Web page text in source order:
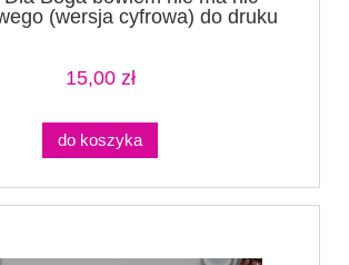
(wersja cyfrowa) do druku
15,00 zł
do koszyka